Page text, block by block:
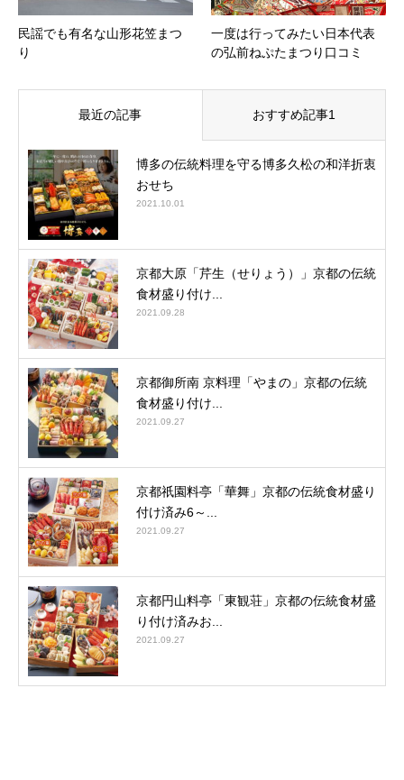
民謡でも有名な山形花笠まつ
り
一度は行ってみたい日本代表
の弘前ねぷたまつり口コミ
最近の記事 おすすめ記事1
博多の伝統料理を守る博多久松の和洋折衷
おせち
2021.10.01
京都大原「芹生（せりょう）」京都の伝統
食材盛り付け...
2021.09.28
京都御所南 京料理「やまの」京都の伝統
食材盛り付け...
2021.09.27
京都祇園料亭「華舞」京都の伝統食材盛り
付け済み6～...
2021.09.27
京都円山料亭「東観荘」京都の伝統食材盛
り付け済みお...
2021.09.27